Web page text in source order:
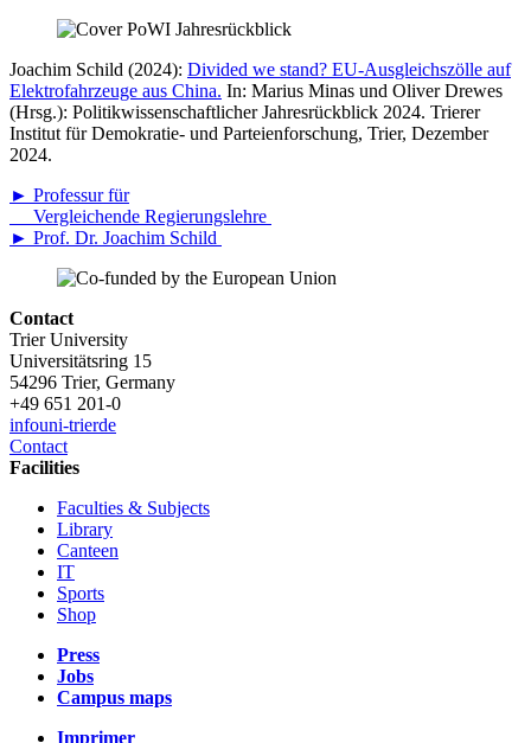
Joachim Schild (2024): Divided we stand? EU-Ausgleichszölle auf
Elektrofahrzeuge aus China. In: Marius Minas und Oliver Drewes
(Hrsg.): Politikwissenschaftlicher Jahresrückblick 2024. Trierer
Institut für Demokratie- und Parteienforschung, Trier, Dezember
2024.
► Professur für
Vergleichende Regierungslehre
► Prof. Dr. Joachim Schild
Contact
Trier University
Universitätsring 15
54296 Trier, Germany
+49 651 201-0
infouni-trierde
Contact
Facilities
Faculties & Subjects
Library
Canteen
IT
Sports
Shop
Press
Jobs
Campus maps
Imprimer